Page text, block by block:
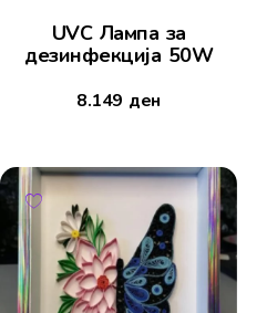
UVC Лампа за
дезинфекција 50W
8.149 ден